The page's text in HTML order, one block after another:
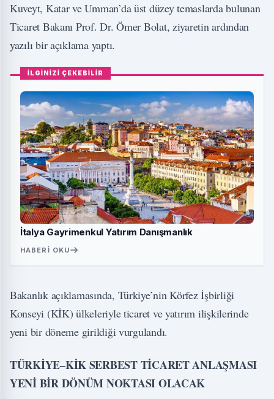
Kuveyt, Katar ve Umman’da üst düzey temaslarda bulunan
Ticaret Bakanı Prof. Dr. Ömer Bolat, ziyaretin ardından
yazılı bir açıklama yaptı.
İLGİNİZİ ÇEKEBİLİR
İtalya Gayrimenkul Yatırım Danışmanlık
HABERI OKU
Bakanlık açıklamasında, Türkiye’nin Körfez İşbirliği
Konseyi (KİK) ülkeleriyle ticaret ve yatırım ilişkilerinde
yeni bir döneme girildiği vurgulandı.
TÜRKİYE–KİK SERBEST TİCARET ANLAŞMASI
YENİ BİR DÖNÜM NOKTASI OLACAK